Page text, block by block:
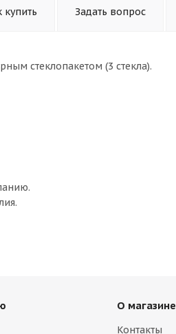
купить Задать вопрос
стеклопакетом (3 стекла).
О магазине
Контакты